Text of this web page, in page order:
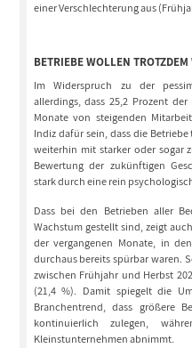
einer Verschlechterung aus
BETRIEBE WOLLEN
Im Widerspruch zu der
allerdings, dass 25,2 Prozent
Monate von steigenden
Indiz dafür sein, dass die
weiterhin mit starker oder sogar
Bewertung der zukünftigen
stark durch eine rein
Dass bei den Betrieben aller
Wachstum gestellt sind, zeigt
der vergangenen Monate, in
durchaus bereits spürbar waren.
zwischen Frühjahr und Herbst
(21,4 %). Damit spiegelt die
Branchentrend, dass größere
kontinuierlich zulegen,
Kleinstunternehmen abnimmt.